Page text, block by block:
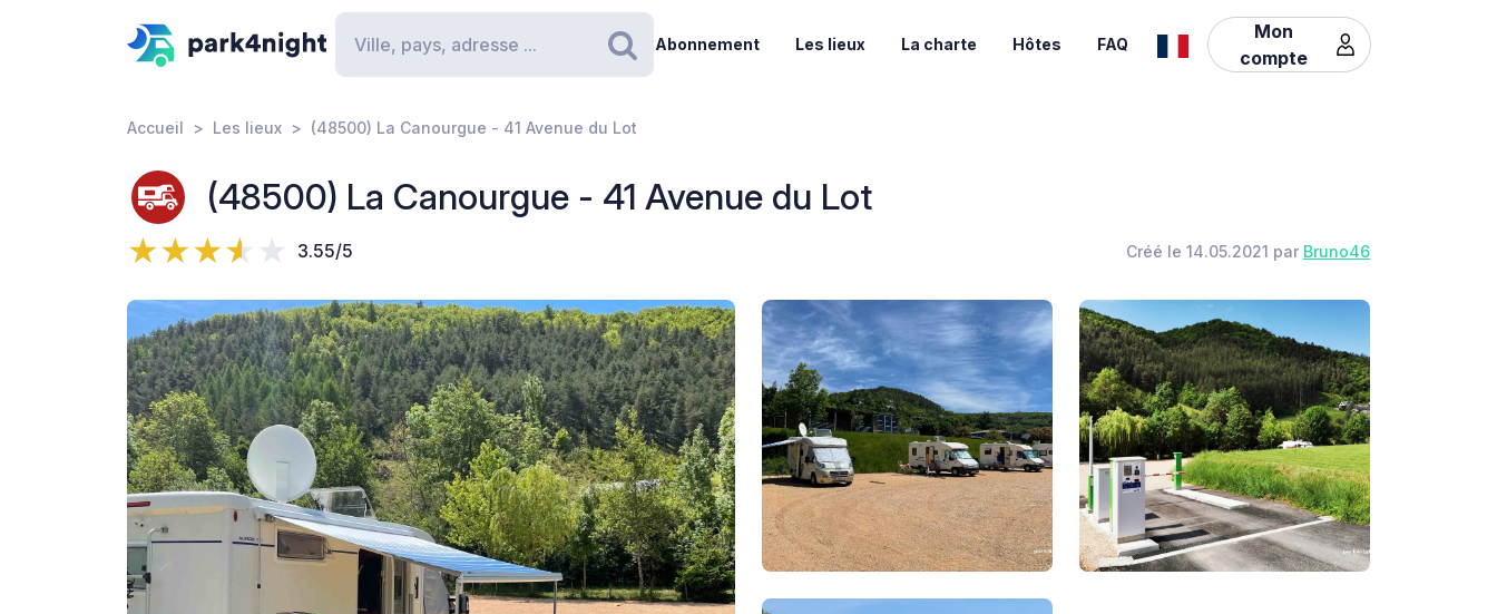
Rechercher
Abonnement Les lieux La charte Hôtes FAQ
Mon
compte
Accueil Les lieux (48500) La Canourgue - 41 Avenue du Lot
(48500) La Canourgue - 41 Avenue du Lot
3.55/5 Créé le 14.05.2021 par Bruno46